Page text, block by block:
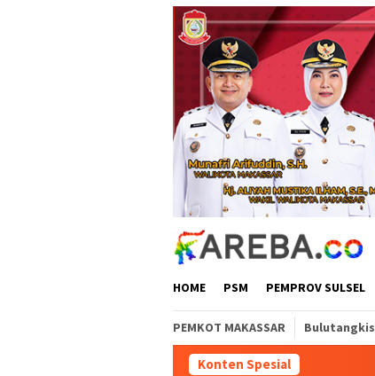
HOME PSM PEMPROV SULSEL
PEMKOT MAKASSAR Bulutangkis
Konten Spesial